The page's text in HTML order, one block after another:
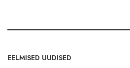
EELMISED UUDISED